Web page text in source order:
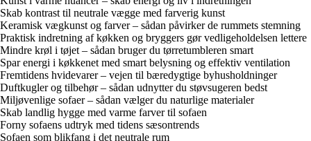
Skab kontrast til neutrale vægge med farverig kunst
Keramisk vægkunst og farver – sådan påvirker de rummets stemning
Praktisk indretning af køkken og bryggers gør vedligeholdelsen lettere
Mindre krøl i tøjet – sådan bruger du tørretumbleren smart
Spar energi i køkkenet med smart belysning og effektiv ventilation
Fremtidens hvidevarer – vejen til bæredygtige byhusholdninger
Duftkugler og tilbehør – sådan udnytter du støvsugeren bedst
Miljøvenlige sofaer – sådan vælger du naturlige materialer
Skab landlig hygge med varme farver til sofaen
Forny sofaens udtryk med tidens sæsontrends
Sofaen som blikfang i det neutrale rum